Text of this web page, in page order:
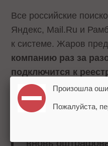
Все российские
Яндекс, Mail.Ru и
к системе. Жаров
компанию раз за
подключится к
Мы намерены в
в дальнейшем
вновь
Произошла
Пожалуйста,